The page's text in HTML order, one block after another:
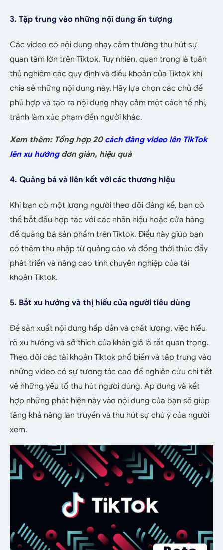
3. Tập trung vào những nội dung ấn tượng
Các video có nội dung nhạy cảm thường thu hút sự
quan tâm lớn trên Tiktok. Tuy nhiên, quan trọng là tuân
thủ nghiêm các quy định và điều khoản của Tiktok khi
chia sẻ những nội dung này. Hãy lựa chọn các chủ đề
phù hợp và tạo ra nội dung nhạy cảm một cách tế nhị,
tránh làm xúc phạm đến người khác.
Xem thêm: Tổng hợp 20 cách đăng video lên TikTok
lên xu hướngđơn giản, hiệu quả
4. Quảng bá và liên kết với các thương hiệu
Khi bạn có một lượng người theo dõi đáng kể, bạn có
thể bắt đầu hợp tác với các nhãn hiệu hoặc cửa hàng
để quảng bá sản phẩm trên Tiktok. Điều này giúp bạn
có thêm thu nhập từ quảng cáo và đồng thời thúc đẩy
phát triển và nâng cao tính chuyên nghiệp của tài
khoản Tiktok.
5. Bắt xu hướng và thị hiếu của người tiêu dùng
Để sản xuất nội dung hấp dẫn và chất lượng, việc hiểu
rõ xu hướng và sở thích của khán giả là rất quan trọng.
Theo dõi các tài khoản Tiktok phổ biến và tập trung vào
những video có sự tương tác cao để nghiên cứu chi tiết
về những yếu tố thu hút người dùng. Áp dụng và kết
hợp những phát hiện này vào nội dung của bạn sẽ giúp
tăng khả năng lan truyền và thu hút sự chú ý của người
xem.